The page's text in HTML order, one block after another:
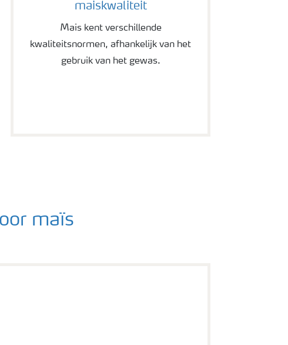
maiskwaliteit
Mais kent verschillende
kwaliteitsnormen, afhankelijk van het
gebruik van het gewas.
maïs